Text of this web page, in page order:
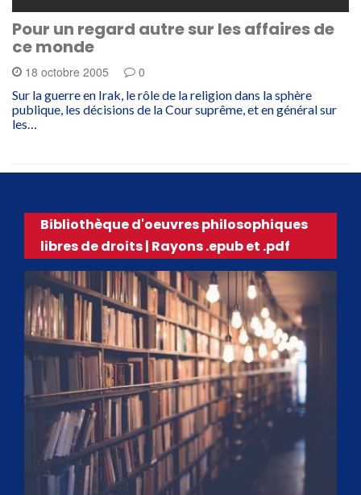
Pour un regard autre sur les affaires de
ce monde
18 octobre 2005 0
Sur la guerre en Irak, le rôle de la religion dans la sphère
publique, les décisions de la Cour suprême, et en général sur
les…
Bibliothèque d'oeuvres philosophiques
libres de droits | Rayons .epub et .pdf